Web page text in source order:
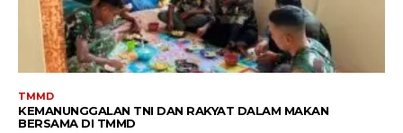
TMMD
KEMANUNGGALAN TNI DAN RAKYAT DALAM MAKAN
BERSAMA DI TMMD